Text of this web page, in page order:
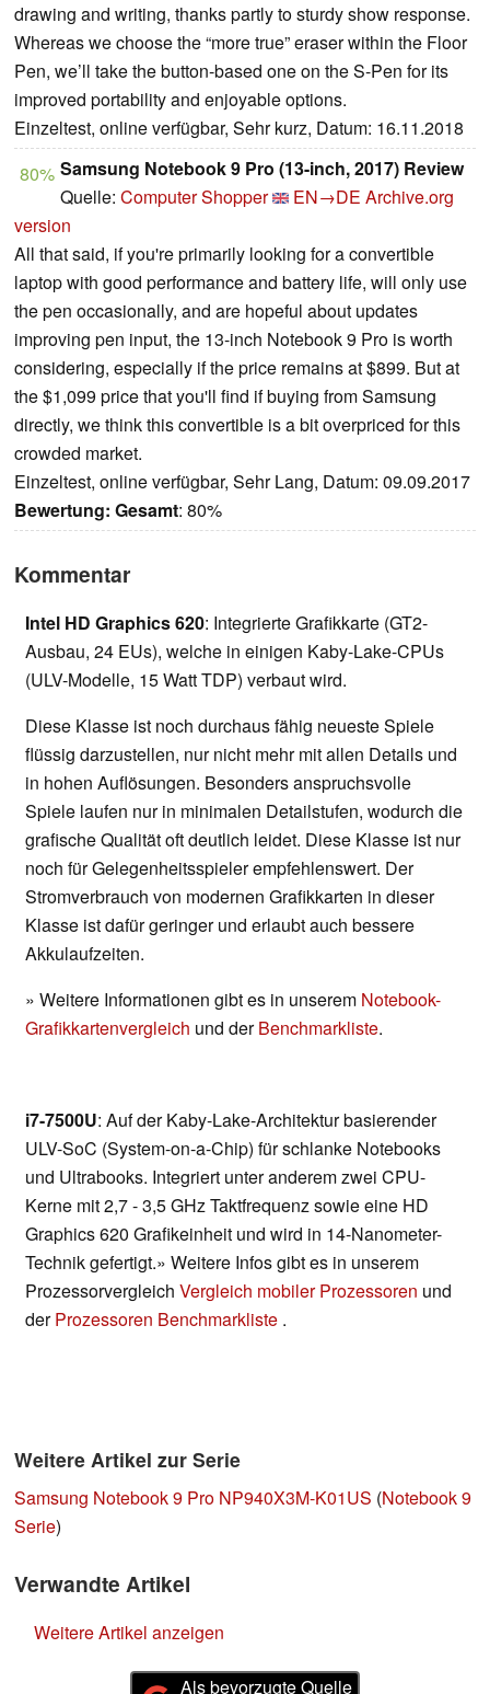
drawing and writing, thanks partly to sturdy show response.
Whereas we choose the “more true” eraser within the Floor
Pen, we’ll take the button-based one on the S-Pen for its
improved portability and enjoyable options.
Einzeltest, online verfügbar, Sehr kurz, Datum: 16.11.2018
80% Samsung Notebook 9 Pro (13-inch, 2017) Review
Quelle: Computer Shopper EN→DE Archive.org
version
All that said, if you're primarily looking for a convertible
laptop with good performance and battery life, will only use
the pen occasionally, and are hopeful about updates
improving pen input, the 13-inch Notebook 9 Pro is worth
considering, especially if the price remains at $899. But at
the $1,099 price that you'll find if buying from Samsung
directly, we think this convertible is a bit overpriced for this
crowded market.
Einzeltest, online verfügbar, Sehr Lang, Datum: 09.09.2017
Bewertung: Gesamt: 80%
Kommentar
Intel HD Graphics 620: Integrierte Grafikkarte (GT2-
Ausbau, 24 EUs), welche in einigen Kaby-Lake-CPUs
(ULV-Modelle, 15 Watt TDP) verbaut wird.
Diese Klasse ist noch durchaus fähig neueste Spiele
flüssig darzustellen, nur nicht mehr mit allen Details und
in hohen Auflösungen. Besonders anspruchsvolle
Spiele laufen nur in minimalen Detailstufen, wodurch die
grafische Qualität oft deutlich leidet. Diese Klasse ist nur
noch für Gelegenheitsspieler empfehlenswert. Der
Stromverbrauch von modernen Grafikkarten in dieser
Klasse ist dafür geringer und erlaubt auch bessere
Akkulaufzeiten.
» Weitere Informationen gibt es in unserem Notebook-
Grafikkartenvergleich und derBenchmarkliste.
i7-7500U: Auf der Kaby-Lake-Architektur basierender
ULV-SoC (System-on-a-Chip) für schlanke Notebooks
und Ultrabooks. Integriert unter anderem zwei CPU-
Kerne mit 2,7 - 3,5 GHz Taktfrequenz sowie eine HD
Graphics 620 Grafikeinheit und wird in 14-Nanometer-
Technik gefertigt.» Weitere Infos gibt es in unserem
Prozessorvergleich Vergleich mobiler Prozessoren und
derProzessoren Benchmarkliste .
Weitere Artikel zur Serie
Samsung Notebook 9 Pro NP940X3M-K01US (Notebook 9
Serie)
Verwandte Artikel
Weitere Artikel anzeigen
Als bevorzugte Quelle